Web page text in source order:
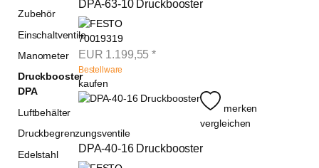
DPA-63-10 Druckbooster
70019319
EUR 1.199,55 *
Bestellware
kaufen
merken
vergleichen
DPA-40-16 Druckbooster
Zubehör
Einschaltventile
Manometer
Druckbooster
DPA
Luftbehälter
Druckbegrenzungsventile
Edelstahl